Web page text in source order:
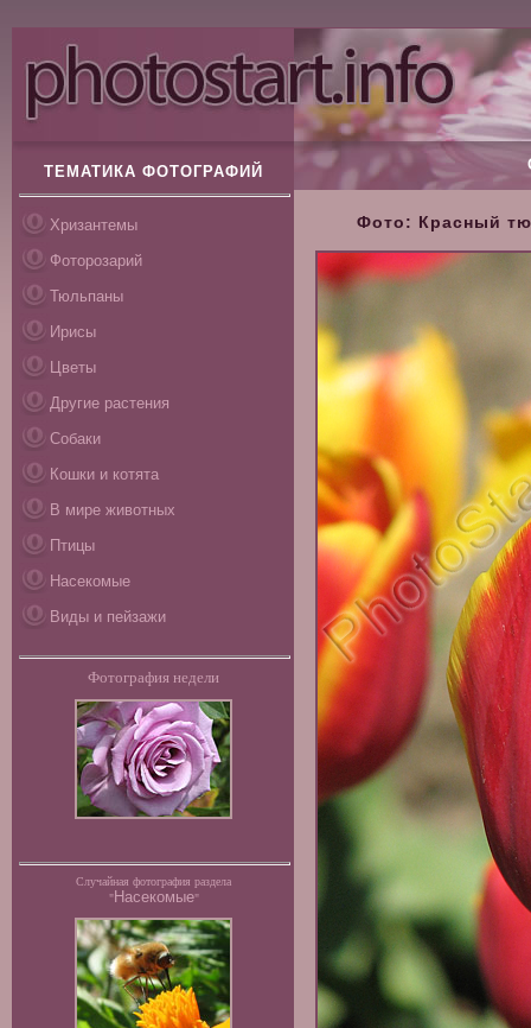
ТЕМАТИКА ФОТОГРАФИЙ
Хризантемы
Фоторозарий
Тюльпаны
Ирисы
Цветы
Другие растения
Собаки
Кошки и котята
В мире животных
Птицы
Насекомые
Виды и пейзажи
Фотография недели
Случайная фотография раздела
"Насекомые"
Фото: Красный